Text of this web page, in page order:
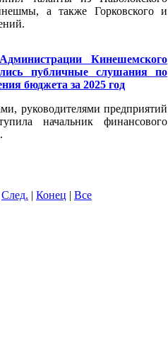
а также Горковского и
Кинешемского
публичные слушания по
бюджета за 2025 год
руководителями предприятий
начальник финансового
След. | Конец | Все